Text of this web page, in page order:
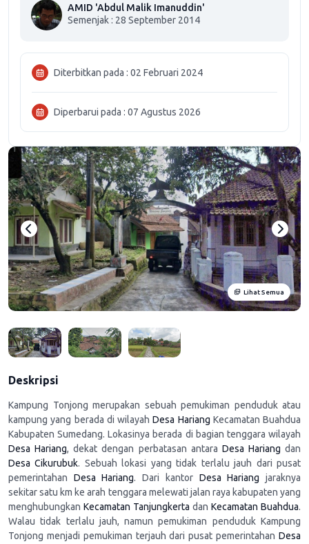
AMID 'Abdul Malik Imanuddin'
Semenjak : 28 September 2014
Diterbitkan pada : 02 Februari 2024
Diperbarui pada : 07 Agustus 2026
Lihat Semua
Deskripsi
Kampung Tonjong merupakan sebuah pemukiman penduduk atau
kampung yang berada di wilayahDesa Hariang Kecamatan Buahdua
Kabupaten Sumedang. Lokasinya berada di bagian tenggara wilayah
Desa Hariang, dekat dengan perbatasan antara Desa Hariang dan
Desa Cikurubuk. Sebuah lokasi yang tidak terlalu jauh dari pusat
pemerintahan Desa Hariang. Dari kantor Desa Hariang jaraknya
sekitar satu km ke arah tenggara melewati jalan raya kabupaten yang
menghubungkan Kecamatan Tanjungkerta dan Kecamatan Buahdua.
Walau tidak terlalu jauh, namun pemukiman penduduk Kampung
Tonjong menjadi pemukiman terjauh dari pusat pemerintahan Desa